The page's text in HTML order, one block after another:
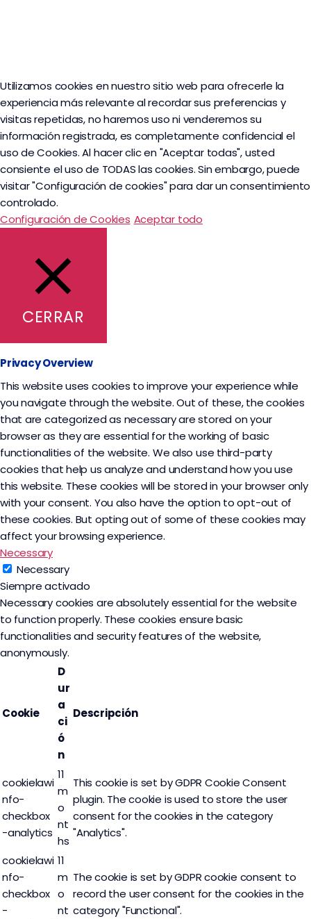
Utilizamos cookies en nuestro sitio web para ofrecerle la
experiencia más relevante al recordar sus preferencias y
visitas repetidas, no haremos uso ni venderemos su
información registrada, es completamente confidencial el
uso de Cookies. Al hacer clic en "Aceptar todas", usted
consiente el uso de TODAS las cookies. Sin embargo, puede
visitar "Configuración de cookies" para dar un consentimiento
controlado.
Configuración de Cookies Aceptar todo
CERRAR
Privacy Overview
This website uses cookies to improve your experience while
you navigate through the website. Out of these, the cookies
that are categorized as necessary are stored on your
browser as they are essential for the working of basic
functionalities of the website. We also use third-party
cookies that help us analyze and understand how you use
this website. These cookies will be stored in your browser only
with your consent. You also have the option to opt-out of
these cookies. But opting out of some of these cookies may
affect your browsing experience.
Necessary
Necessary
Siempre activado
Necessary cookies are absolutely essential for the website
to function properly. These cookies ensure basic
functionalities and security features of the website,
anonymously.
Cookie
D
ur
a
ci
ó
n
Descripción
cookielawi
nfo-
checkbox
-analytics
11
m
o
nt
hs
This cookie is set by GDPR Cookie Consent
plugin. The cookie is used to store the user
consent for the cookies in the category
"Analytics".
cookielawi
nfo-
checkbox
-
11
m
o
nt
The cookie is set by GDPR cookie consent to
record the user consent for the cookies in the
category "Functional".